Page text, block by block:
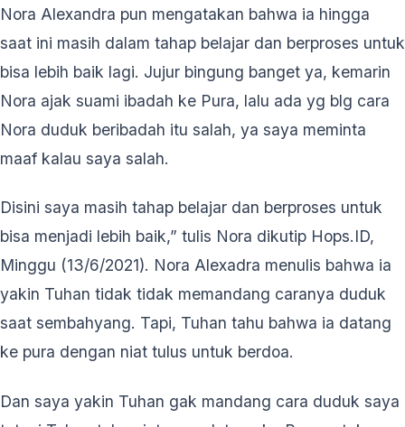
Nora Alexandra pun mengatakan bahwa ia hingga
saat ini masih dalam tahap belajar dan berproses untuk
bisa lebih baik lagi. Jujur bingung banget ya, kemarin
Nora ajak suami ibadah ke Pura, lalu ada yg blg cara
Nora duduk beribadah itu salah, ya saya meminta
maaf kalau saya salah.
Disini saya masih tahap belajar dan berproses untuk
bisa menjadi lebih baik,” tulis Nora dikutip Hops.ID,
Minggu (13/6/2021). Nora Alexadra menulis bahwa ia
yakin Tuhan tidak tidak memandang caranya duduk
saat sembahyang. Tapi, Tuhan tahu bahwa ia datang
ke pura dengan niat tulus untuk berdoa.
Dan saya yakin Tuhan gak mandang cara duduk saya